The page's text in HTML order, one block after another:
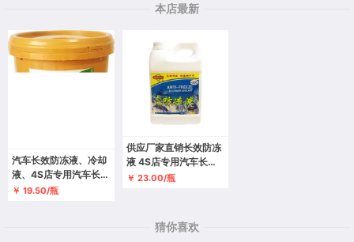
本店最新
汽车长效防冻液、冷却
液、4S店专用汽车长效
防冻液、汽车用长效防
￥ 19.50/瓶
供应厂家直销长效防冻
液 4S店专用汽车长效
防冻液 汽车用长效防冻
￥ 23.00/瓶
猜你喜欢